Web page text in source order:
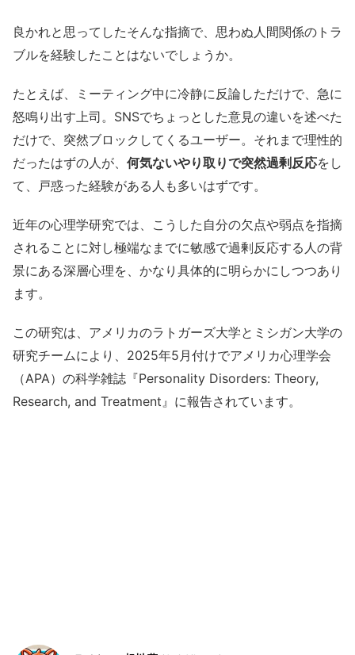
良かれと思ってしたそんな指摘で、思わぬ人間関係のトラ
ブルを経験したことはないでしょうか。
たとえば、ミーティング中に冷静に反論しただけで、急に
怒鳴り出す上司。SNSでちょっとした意見の違いを述べた
だけで、突然ブロックしてくるユーザー。それまで理性的
だったはずの人が、 何気ないやり取りで突然過剰反応をし
て、戸惑った経験がある人も多いはずです。
近年の心理学研究では、こうした自分の欠点や弱点を指摘
されることに対し極端なまでに敏感で過剰反応する人の背
景にある深層心理を、かなり具体的に明らかにしつつあり
ます。
この研究は、アメリカのラトガーズ大学とミシガン大学の
研究チームにより、2025年5月付けでアメリカ心理学会
（APA）の科学雑誌『Personality Disorders: Theory,
Research, and Treatment』に報告されています。